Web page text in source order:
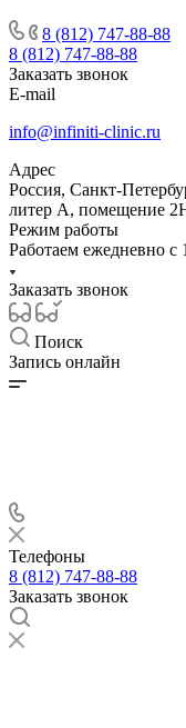
8 (812) 747-88-88
8 (812) 747-88-88
Заказать звонок
E-mail
info@infiniti-clinic.ru
Адрес
Россия, Санкт-
литер А, помещение
Режим работы
Работаем ежедневно с
Заказать звонок
Поиск
Запись онлайн
Телефоны
8 (812) 747-88-88
Заказать звонок